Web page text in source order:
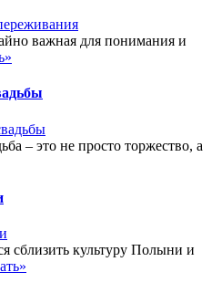
важная для понимания и
– это не просто торжество, а
сблизить культуру Полыни и